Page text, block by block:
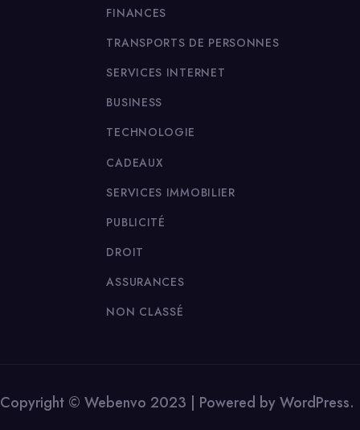
FINANCES
TRANSPORTS DE PERSONNES
SERVICES INTERNET
BUSINESS
TECHNOLOGIE
CADEAUX
SERVICES IMMOBILIER
PUBLICITÉ
DROIT
ASSURANCES
NON CLASSÉ
Copyright © Webenvo 2023 | Powered by WordPress.